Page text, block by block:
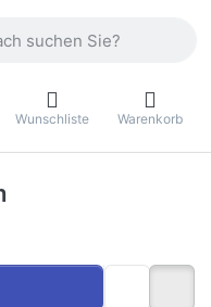
Wunschliste Warenkorb